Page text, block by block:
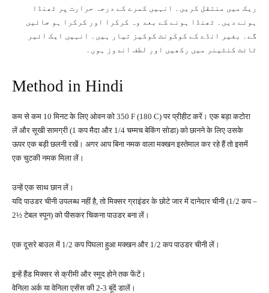
ریک میں منتقل کریں۔ انہیں کمرے کے درجہ حرارت پر ٹھنڈا
ہونے دیں۔ ٹھنڈا ہونے کے بعد وہ کرکرا اور کرکرا ہو جائیں
گے۔ بغیر انڈے کے کوکونٹ کوکیز تیار ہیں۔ انہیں ایک ائیر
ٹائٹ کنٹینر میں رکھیں اور لطف اندوز ہوں۔
Method in Hindi
कम से कम 10 मिनट के लिए ओवन को 350 F (180 C) पर प्रीहीट करें। एक बड़ा कटोरा
लें और सूखी सामग्री (1 कप मैदा और 1/4 चम्मच बेकिंग सोडा) को छानने के लिए उसके
ऊपर एक बड़ी छलनी रखें। अगर आप बिना नमक वाला मक्खन इस्तेमाल कर रहे हैं तो इसमें
एक चुटकी नमक मिला लें।
उन्हें एक साथ छान लें।
यदि पाउडर चीनी उपलब्ध नहीं है, तो मिक्सर ग्राइंडर के छोटे जार में दानेदार चीनी (1/2 कप –
2½ टेबल स्पून) को पीसकर चिकना पाउडर बना लें।
एक दूसरे बाउल में 1/2 कप पिघला हुआ मक्खन और 1/2 कप पाउडर चीनी लें।
इन्हें हैंड मिक्सर से क्रीमी और स्मूद होने तक फेंटें।
वेनिला अर्क या वेनिला एसेंस की 2-3 बूंदें डालें।